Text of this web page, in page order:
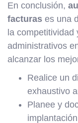
En conclusión,
facturas es una
la
administrativos
alcanzar los
Realice un
exhaustivo
Planee y